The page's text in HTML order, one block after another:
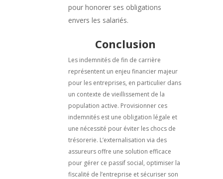
pour honorer ses obligations
envers les salariés.
Conclusion
Les indemnités de fin de carrière
représentent un enjeu financier majeur
pour les entreprises, en particulier dans
un contexte de vieillissement de la
population active. Provisionner ces
indemnités est une obligation légale et
une nécessité pour éviter les chocs de
trésorerie. L’externalisation via des
assureurs offre une solution efficace
pour gérer ce passif social, optimiser la
fiscalité de l’entreprise et sécuriser son